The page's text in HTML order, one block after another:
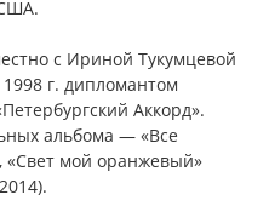
с Ириной Тукумцевой
г. дипломантом
Аккорд».
альбома — «Все
«Свет мой оранжевый»